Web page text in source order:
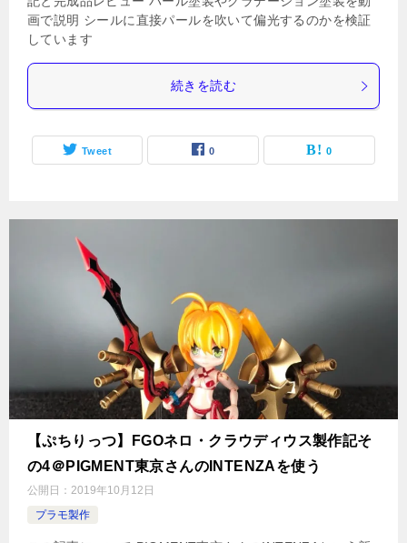
画で説明 シールに直接パールを吹いて偏光するのかを検証
しています
続きを読む
Tweet 0 0
【ぷちりっつ】FGOネロ・クラウディウス製作記そ
の4＠PIGMENT東京さんのINTENZAを使う
公開日： 2019年10月12日
プラモ製作